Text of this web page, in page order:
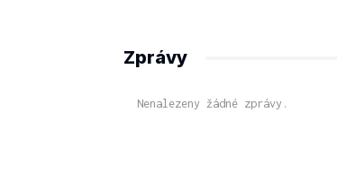
Zprávy
Nenalezeny žádné zprávy.